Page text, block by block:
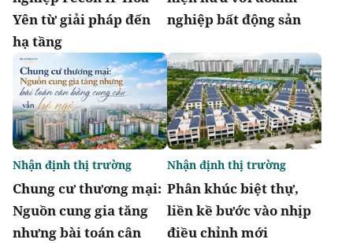
Yên từ giải pháp đến
hạ tầng
nghiệp bất động sản
Chung cư thương mại:
Nguồn cung gia tăng
nhưng bài toán cân
Nhận định thị trường
Phân khúc biệt thự,
liền kề bước vào nhịp
điều chỉnh mới
Nhận định thị trường